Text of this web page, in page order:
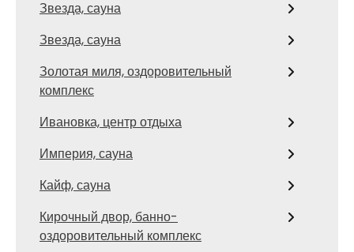
Звезда, сауна
Звезда, сауна
Золотая миля, оздоровительный
комплекс
Ивановка, центр отдыха
Империя, сауна
Кайф, сауна
Кирочный двор, банно-
оздоровительный комплекс